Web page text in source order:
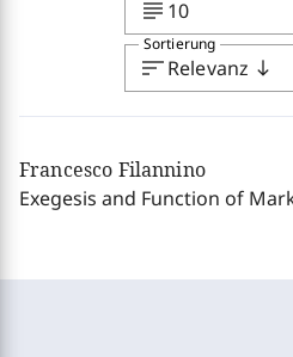
subject 10
sortRelevanz south
Sortierung
Francesco Filannino
Exegesis and Function of